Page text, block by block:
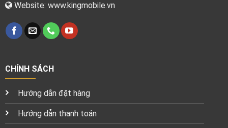
Website: www.kingmobile.vn
CHÍNH SÁCH
Hướng dẫn đặt hàng
Hướng dẫn thanh toán